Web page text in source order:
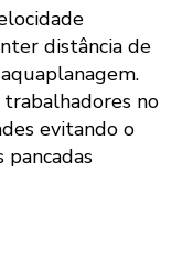
distância de
no
evitando o
pancadas